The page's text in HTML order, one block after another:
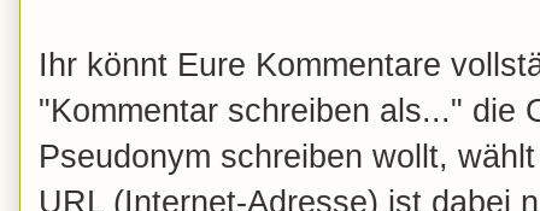
Ihr könnt Eure Kommentare
"Kommentar schreiben als..." die
Pseudonym schreiben wollt,
URL (Internet-Adresse) ist dabei